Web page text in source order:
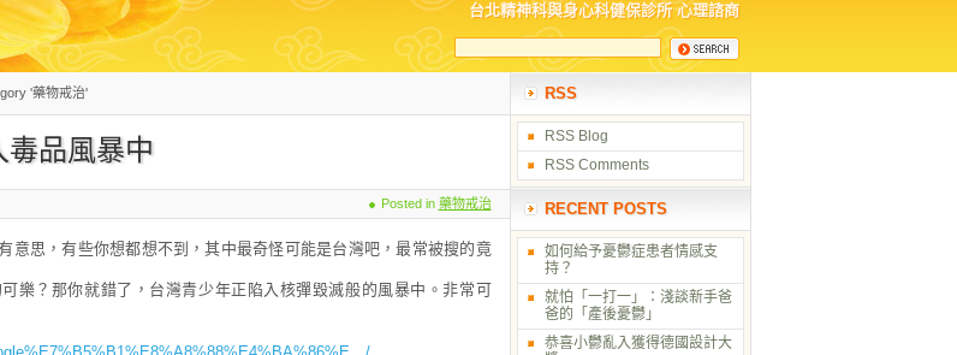
台北精神科與身心科健保診所 心理諮商
'藥物戒治'
毒品風暴中
Posted in 藥物戒治
意思，有些你想都想不到，其中最奇怪可能是台灣吧，最常被搜的竟
樂？那你就錯了，台灣青少年正陷入核彈毀滅般的風暴中。非常可
RSS
RSS Blog
RSS Comments
RECENT POSTS
如何給予憂鬱症患者情感支
持？
就怕「一打一」：淺談新手爸
爸的「產後憂鬱」
恭喜小鬱亂入獲得德國設計大